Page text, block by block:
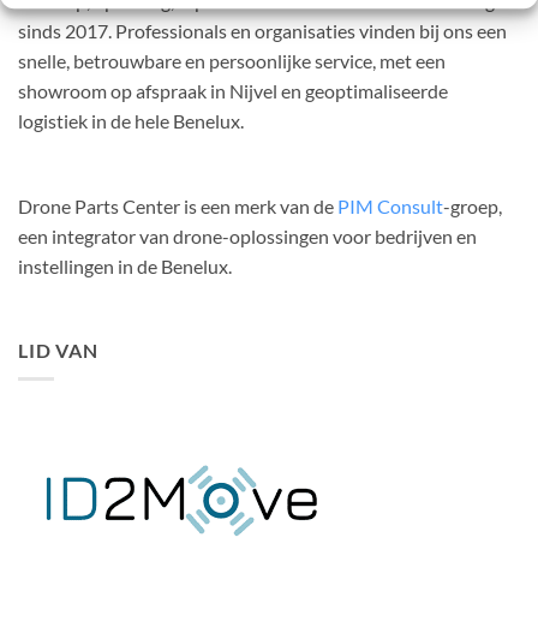
sinds 2017. Professionals en organisaties vinden bij ons een
snelle, betrouwbare en persoonlijke service, met een
showroom op afspraak in Nijvel en geoptimaliseerde
logistiek in de hele Benelux.
Drone Parts Center is een merk van de PIM Consult-groep,
een integrator van drone-oplossingen voor bedrijven en
instellingen in de Benelux.
LID VAN